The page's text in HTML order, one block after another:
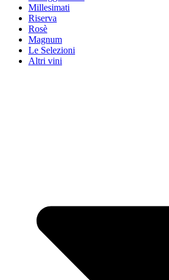
Millesimati
Riserva
Rosè
Magnum
Le Selezioni
Altri vini